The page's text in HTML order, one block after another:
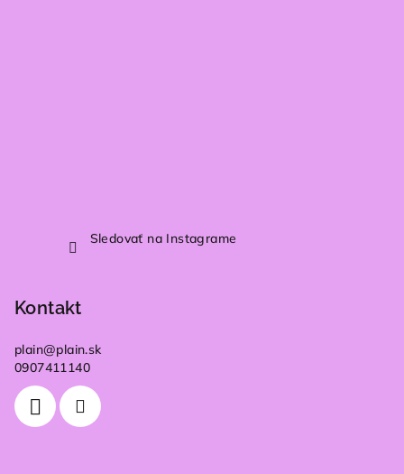
Sledovať na Instagrame
Kontakt
plain@plain.sk
0907411140